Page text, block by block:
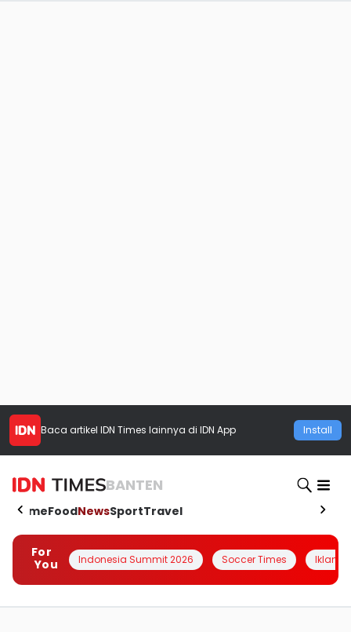
Baca artikel IDN Times lainnya di IDN App Install
BANTEN
HomeFoodNewsSportTravel
For
You
Indonesia Summit 2026 Soccer Times Iklanin